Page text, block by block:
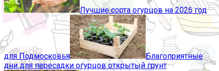
Лучшие сорта огурцов на 2026 год
для Подмосковья
Благоприятные
дни для пересадки огурцов открытый грунт